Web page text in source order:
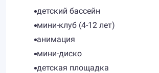
детский бассейн
мини-клуб (4-12 лет)
анимация
мини-диско
детская площадка